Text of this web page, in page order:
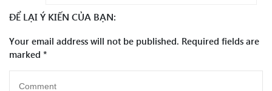
ĐỂ LẠI Ý KIẾN CỦA BẠN:
Your email address will not be published. Required fields are
marked *